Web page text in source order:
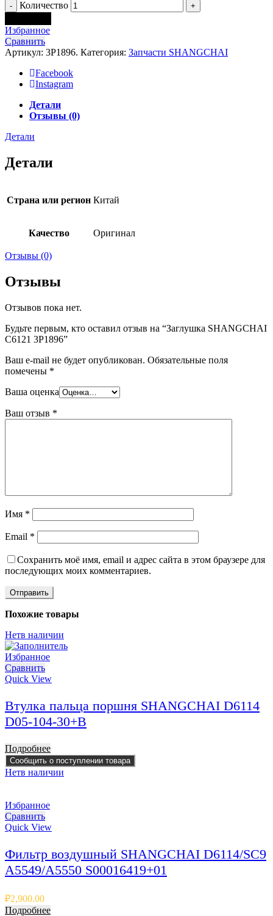
Количество
Избранное
Сравнить
Артикул: 3P1896. Категория: Запчасти SHANGCHAI
Facebook
Instagram
Детали
Отзывы (0)
Детали
Детали
Страна или регион Китай
Качество Оригинал
Отзывы (0)
Отзывы
Отзывов пока нет.
Будьте первым, кто оставил отзыв на “Заглушка SHANGCHAI
C6121 3P1896”
Ваш e-mail не будет опубликован. Обязательные поля
помечены *
Ваша оценка
Ваш отзыв *
Имя *
Email *
Сохранить моё имя, email и адрес сайта в этом браузере для
последующих моих комментариев.
Похожие товары
Нетв наличии
Избранное
Сравнить
Quick View
Втулка пальца поршня SHANGCHAI D6114
D05-104-30+B
Подробнее
Сообщить о поступлении товара
Нетв наличии
Избранное
Сравнить
Quick View
Фильтр воздушный SHANGCHAI D6114/SC9
A5549/A5550 S00016419+01
₽2,900.00
Подробнее